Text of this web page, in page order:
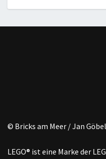
© Bricks am Meer / Jan
LEGO® ist eine Marke der